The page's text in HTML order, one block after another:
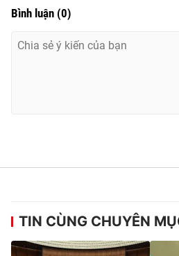
Bình luận (0)
TIN CÙNG CHUYÊN